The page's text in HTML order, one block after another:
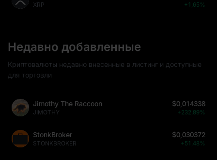
XRP +1,65%
Недавно добавленные
Криптовалюты недавно внесенные в листинг и доступные
для торговли
Jimothy The Raccoon
JIMOTHY
$0,014338
+232,89%
StonkBroker
STONKBROKER
$0,030372
+51,48%